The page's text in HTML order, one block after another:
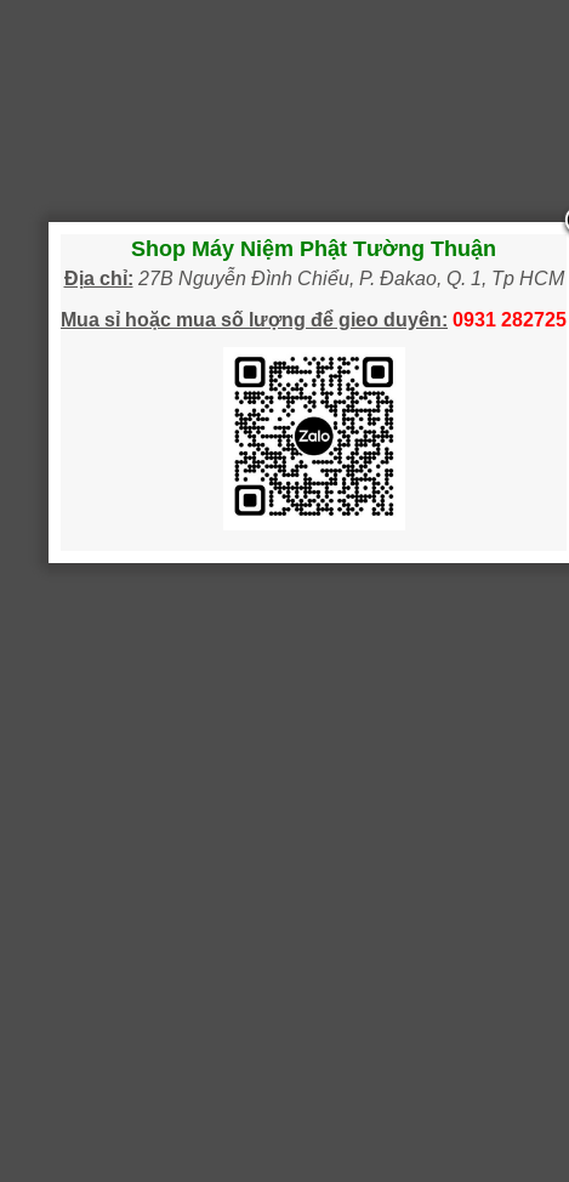
Shop Máy Niệm Phật Tường Thuận
Địa chỉ: 27B Nguyễn Đình Chiểu, P. Đakao, Q. 1, Tp HCM
Mua sỉ hoặc mua số lượng để gieo duyên: 0931 282725